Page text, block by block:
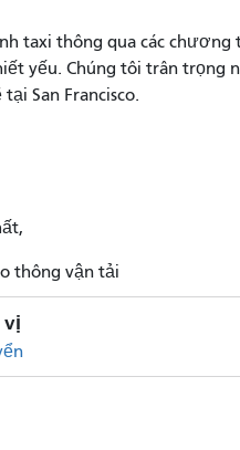
taxi thông qua các
yếu. Chúng tôi trân
San Francisco.
thông vận tải
vị